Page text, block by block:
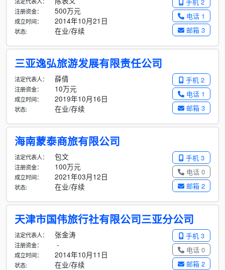
电话 1
邮箱 3
注册资金： 500万元
成立时间： 2014年10月21日
状态: 在业/存续
三亚逸弘旅游发展有限责任公司
手机 2
电话 1
邮箱 3
法定代表人： 薛倩
注册资金： 10万元
成立时间： 2019年10月16日
状态: 在业/存续
海南蒙泰商旅有限公司
手机 3
电话 0
邮箱 2
法定代表人： 包文
注册资金： 100万元
成立时间： 2021年03月12日
状态: 在业/存续
天津市国伟旅行社有限公司三亚分公司
手机 3
电话 0
邮箱 2
法定代表人： 张金涛
注册资金： -
成立时间： 2014年10月11日
状态: 在业/存续